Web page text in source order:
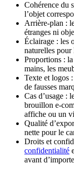
Cohérence du
l’objet
Arrière-plan :
étranges ni
Éclairage : les
naturelles pour
Proportions :
mains, les
Texte et logos
de fausses
Cas d’usage :
brouillon e-
affiche ou un
Qualité
nette pour le
Droits et
confidentialité
avant